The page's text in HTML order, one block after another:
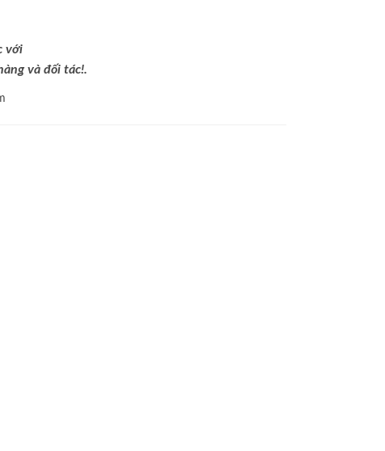
với
và đối tác!.